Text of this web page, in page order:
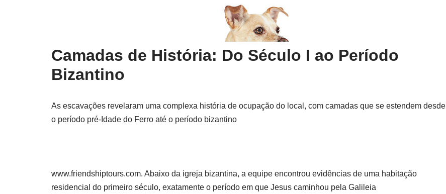
Camadas de História: Do Século I ao Período
Bizantino
As escavações revelaram uma complexa história de ocupação do local, com camadas que se estendem desde
o período pré-Idade do Ferro até o período bizantino
www.friendshiptours.com. Abaixo da igreja bizantina, a equipe encontrou evidências de uma habitação
residencial do primeiro século, exatamente o período em que Jesus caminhou pela Galileia